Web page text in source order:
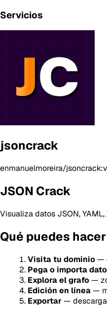
Servicios
jsoncrack
enmanuelmoreira/
JSON Crack
Visualiza datos JSON,
Qué puedes
Visita tu dominio—
Pega o importa
Explora el grafo—
Edición en línea—
Exportar— descarga